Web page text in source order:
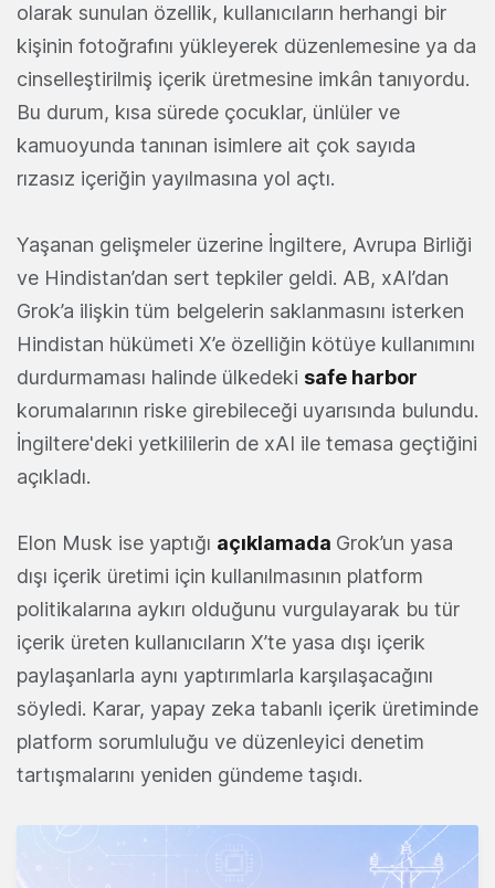
olarak sunulan özellik, kullanıcıların herhangi bir
kişinin fotoğrafını yükleyerek düzenlemesine ya da
cinselleştirilmiş içerik üretmesine imkân tanıyordu.
Bu durum, kısa sürede çocuklar, ünlüler ve
kamuoyunda tanınan isimlere ait çok sayıda
rızasız içeriğin yayılmasına yol açtı.
Yaşanan gelişmeler üzerine İngiltere, Avrupa Birliği
ve Hindistan’dan sert tepkiler geldi. AB, xAI’dan
Grok’a ilişkin tüm belgelerin saklanmasını isterken
Hindistan hükümeti X’e özelliğin kötüye kullanımını
durdurmaması halinde ülkedeki safe harbor
korumalarının riske girebileceği uyarısında bulundu.
İngiltere'deki yetkililerin de xAI ile temasa geçtiğini
açıkladı.
Elon Musk ise yaptığı açıklamada Grok’un yasa
dışı içerik üretimi için kullanılmasının platform
politikalarına aykırı olduğunu vurgulayarak bu tür
içerik üreten kullanıcıların X’te yasa dışı içerik
paylaşanlarla aynı yaptırımlarla karşılaşacağını
söyledi. Karar, yapay zeka tabanlı içerik üretiminde
platform sorumluluğu ve düzenleyici denetim
tartışmalarını yeniden gündeme taşıdı.